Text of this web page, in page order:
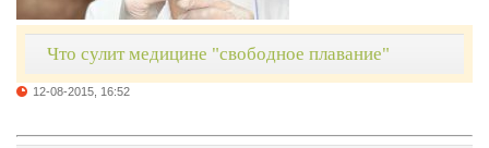
Что сулит медицине "свободное плавание"
12-08-2015, 16:52